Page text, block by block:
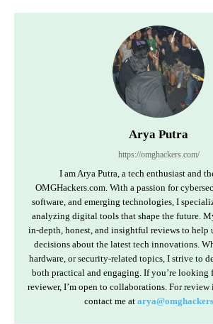
Arya Putra
https://omghackers.com/
I am Arya Putra, a tech enthusiast and
OMGHackers.com. With a passion for
software, and emerging technologies, I
analyzing digital tools that shape the future.
in-depth, honest, and insightful reviews to help
decisions about the latest tech innovations.
hardware, or security-related topics, I strive to
both practical and engaging. If you’re looking
reviewer, I’m open to collaborations. For
contact me at